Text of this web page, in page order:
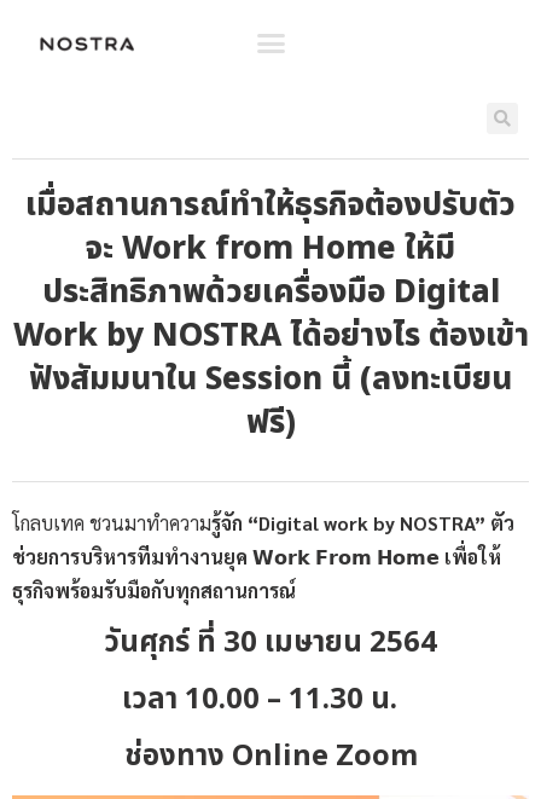
เมื่อสถานการณ์ทำให้ธุรกิจต้องปรับตัว
จะ Work from Home ให้มี
ประสิทธิภาพด้วยเครื่องมือ Digital
Work by NOSTRA ได้อย่างไร ต้องเข้า
ฟังสัมมนาใน Session นี้ (ลงทะเบียน
ฟรี)
โกลบเทค ชวนมาทำความรู้จัก “Digital work by NOSTRA” ตัว
ช่วยการบริหารทีมทำงานยุค 𝗪𝗼𝗿𝗸 𝗙𝗿𝗼𝗺 𝗛𝗼𝗺𝗲 เพื่อให้
ธุรกิจพร้อมรับมือกับทุกสถานการณ์
วันศุกร์ ที่ 30 เมษายน 2564
เวลา 10.00 – 11.30 น.
ช่องทาง Online Zoom